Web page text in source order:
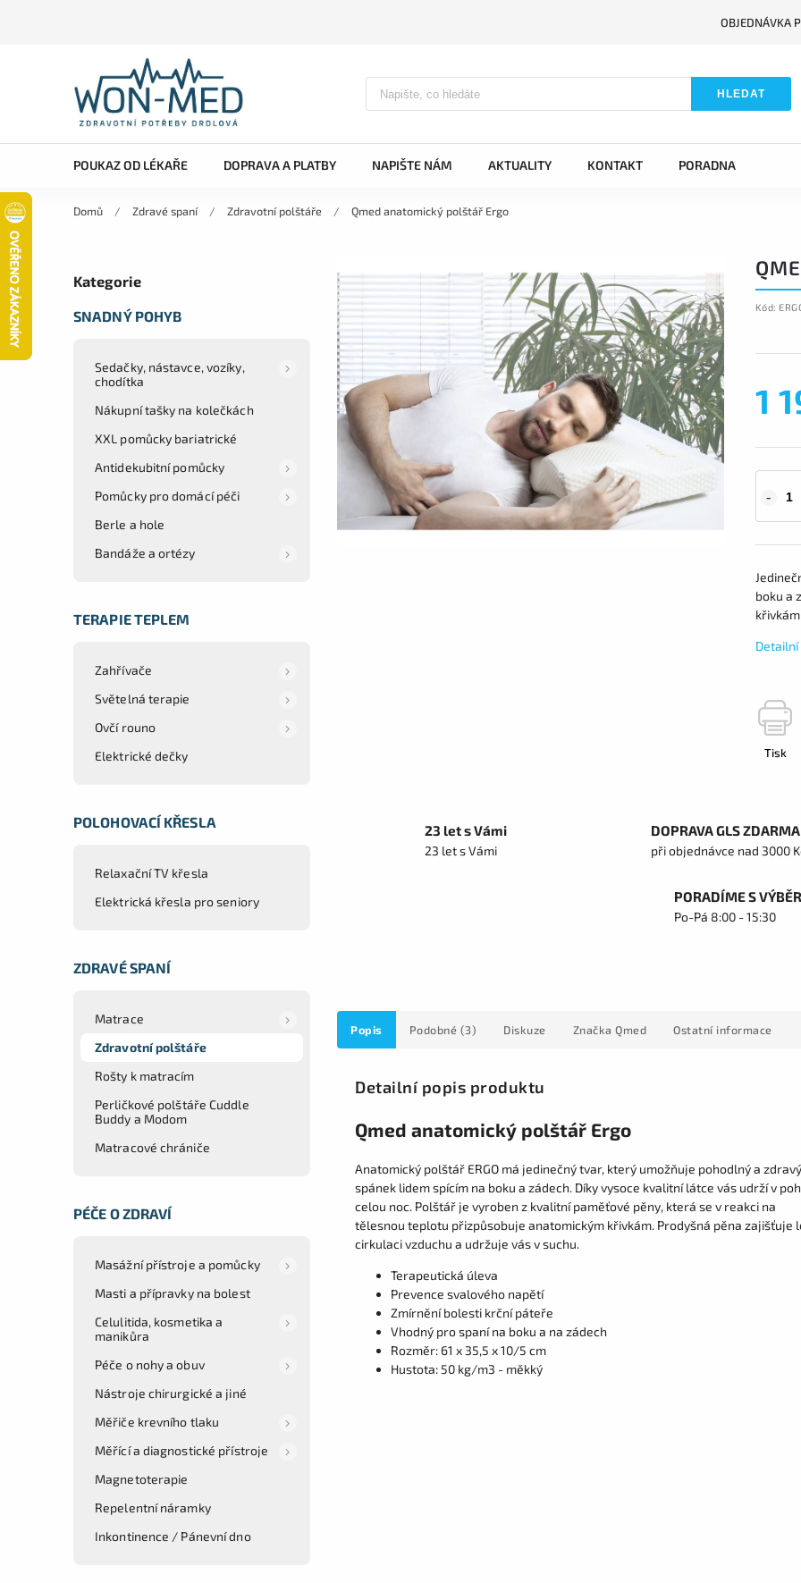
OBJEDNÁVKA
HLEDAT
POUKAZ OD LÉKAŘE DOPRAVA A PLATBY NAPIŠTE NÁM AKTUALITY KONTAKT PORADNA
Domů / Zdravé spaní / Zdravotní polštáře / Qmed anatomický polštář Ergo
Kategorie
SNADNÝ POHYB
Sedačky, nástavce, vozíky,
chodítka
Nákupní tašky na kolečkách
XXL pomůcky bariatrické
Antidekubitní pomůcky
Pomůcky pro domácí péči
Berle a hole
Bandáže a ortézy
TERAPIE TEPLEM
Zahřívače
Světelná terapie
Ovčí rouno
Elektrické dečky
POLOHOVACÍ KŘESLA
Relaxační TV křesla
Elektrická křesla pro seniory
ZDRAVÉ SPANÍ
Matrace
Zdravotní polštáře
Rošty k matracím
Perličkové polštáře Cuddle
Buddy a Modom
Matracové chrániče
PÉČE O ZDRAVÍ
Masážní přístroje a pomůcky
Masti a přípravky na bolest
Celulitida, kosmetika a
manikůra
Péče o nohy a obuv
Nástroje chirurgické a jiné
Měřiče krevního tlaku
Měřící a diagnostické přístroje
Magnetoterapie
Repelentní náramky
Inkontinence / Pánevní dno
Kód:
1
boku a
Tisk
23 let s Vámi
23 let s Vámi
DOPRAVA GLS ZDARMA
při objednávce nad 3000
PORADÍME S
Po-Pá 8:00 - 15:30
Popis Podobné (3) Diskuze Značka Qmed Ostatní informace
Detailní popis produktu
Qmed anatomický polštář Ergo
Anatomický polštář ERGO má jedinečný tvar, který umožňuje pohodlný a zdravý
spánek lidem spícím na boku a zádech. Díky vysoce kvalitní látce vás udrží v
celou noc. Polštář je vyroben z kvalitní paměťové pěny, která se v reakci na
tělesnou teplotu přizpůsobuje anatomickým křivkám. Prodyšná pěna zajišťuje
cirkulaci vzduchu a udržuje vás v suchu.
Terapeutická úleva
Prevence svalového napětí
Zmírnění bolesti krční páteře
Vhodný pro spaní na boku a na zádech
Rozměr: 61 x 35,5 x 10/5 cm
Hustota: 50 kg/m3 - měkký